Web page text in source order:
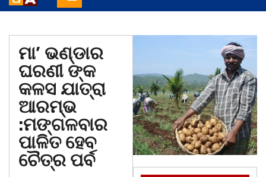
ମା’ ଭଣ୍ଡାର
ଘରଣୀ ଙ୍କ
କଳସ ଯାତ୍ରା
ଆରମ୍ଭ
:ମଙ୍ଗଳବାର
ପାଳିତ ହେବ
ଚୈତ୍ର ପର୍ବ